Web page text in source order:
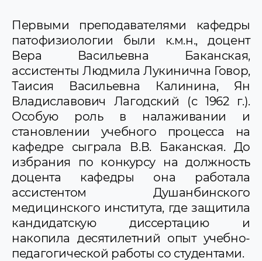
Первыми преподавателями кафедры
патофизиологии были к.м.н., доцент
Вера Васильевна Баканская,
ассистенты Людмила Лукинична Говор,
Таисия Васильевна Калинина, Ян
Владиславович Лагодский (с 1962 г.).
Особую роль в налаживании и
становлении учебного процесса на
кафедре сыграла В.В. Баканская. До
избрания по конкурсу на должность
доцента кафедры она работала
ассистентом Душанбинского
медицинского института, где защитила
кандидатскую диссертацию и
накопила десятилетний опыт учебно-
педагогической работы со студентами.